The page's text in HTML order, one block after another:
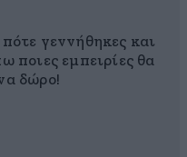
γεννήθηκες και
ποιες εμπειρίες θα
δώρο!